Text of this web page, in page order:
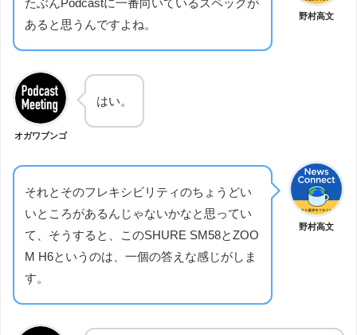
野村高文
たぶんPodcastに一番向いているスペックが
あると思うんですよね。
オガワブンゴ
はい。
野村高文
それとそのフレキシビリティのちょうどい
いところがあるんじゃないかなと思ってい
て、そうすると、このSHURE SM58とZOO
M H6というのは、一個の答えな感じがしま
す。